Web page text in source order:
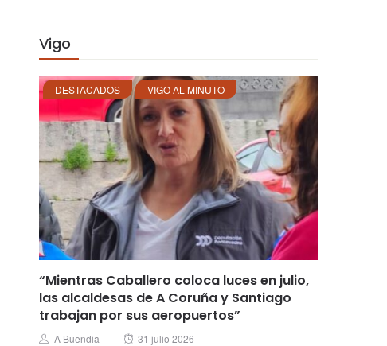
Vigo
DESTACADOS VIGO AL MINUTO
“Mientras Caballero coloca luces en julio,
las alcaldesas de A Coruña y Santiago
trabajan por sus aeropuertos”
Author
A Buendia
Posted
31 julio 2026